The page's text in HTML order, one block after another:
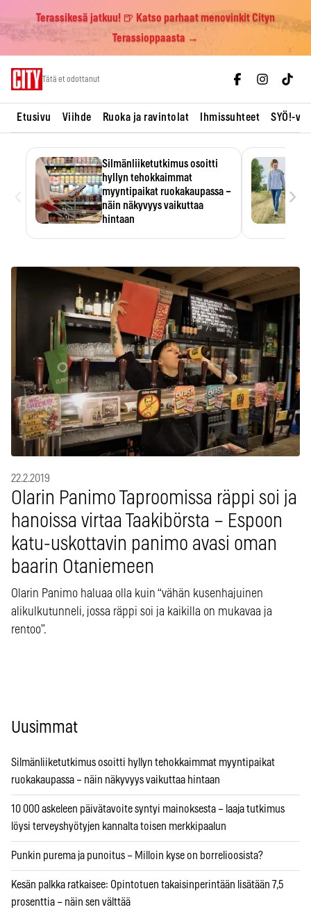
Terassikesä jatkuu! 🍺 Katso parhaat menovinkit Cityn
Terassioppaasta →
Tätä et odottanut
Etusivu Viihde Ruoka ja ravintolat Ihmissuhteet SYÖ!-
Silmänliiketutkimus osoitti
hyllyn tehokkaimmat
myyntipaikat ruokakaupassa –
näin näkyvyys vaikuttaa
hintaan
›
22.2.2019
Olarin Panimo Taproomissa räppi soi ja
hanoissa virtaa Taakibörsta – Espoon
katu-uskottavin panimo avasi oman
baarin Otaniemeen
Olarin Panimo haluaa olla kuin “vähän kusenhajuinen
alikulkutunneli, jossa räppi soi ja kaikilla on mukavaa ja
rentoo”.
Uusimmat
Silmänliiketutkimus osoitti hyllyn tehokkaimmat myyntipaikat
ruokakaupassa – näin näkyvyys vaikuttaa hintaan
10 000 askeleen päivätavoite syntyi mainoksesta – laaja tutkimus
löysi terveyshyötyjen kannalta toisen merkkipaalun
Punkin purema ja punoitus – Milloin kyse on borrelioosista?
Kesän palkka ratkaisee: Opintotuen takaisinperintään lisätään 7,5
prosenttia – näin sen välttää